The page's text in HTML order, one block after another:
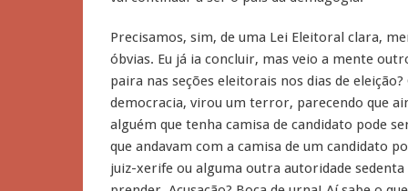
Precisamos, sim, de uma Lei Eleitoral clara,
óbvias. Eu já ia concluir, mas veio a mente
paira nas seções eleitorais nos dias de
democracia, virou um terror, parecendo que
alguém que tenha camisa de candidato pode
que andavam com a camisa de um candidato
juiz-xerife ou alguma outra autoridade